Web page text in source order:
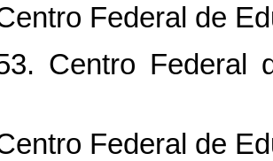
Federal de
Federal de
Federal de